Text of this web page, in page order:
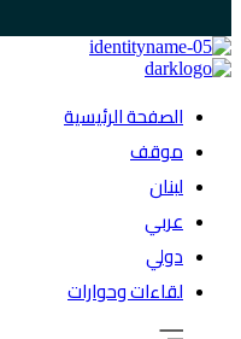
الصفحة الرئيسية
موقف
لبنان
عربي
دولي
لقاءات وحوارات